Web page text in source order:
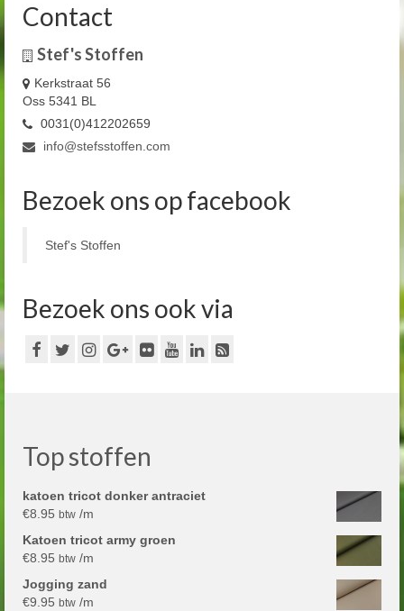
Contact
Stef's Stoffen
Kerkstraat 56
Oss 5341 BL
0031(0)412202659
info@stefsstoffen.com
Bezoek ons op facebook
Stef's Stoffen
Bezoek ons ook via
Top stoffen
katoen tricot donker antraciet
€8.95 btw /m
Katoen tricot army groen
€8.95 btw /m
Jogging zand
€9.95 btw /m